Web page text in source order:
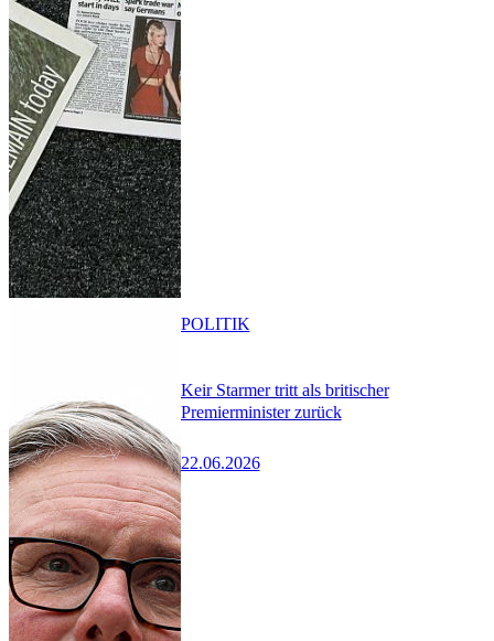
Keir Starmer tritt als britischer
Premierminister zurück
22.06.2026
POLITIK